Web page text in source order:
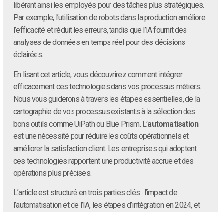
libérant ainsi les employés pour des tâches plus stratégiques.
Par exemple, l’utilisation de robots dans la production améliore
l’efficacité et réduit les erreurs, tandis que l’IA fournit des
analyses de données en temps réel pour des décisions
éclairées.
En lisant cet article, vous découvrirez comment intégrer
efficacement ces technologies dans vos processus métiers.
Nous vous guiderons à travers les étapes essentielles, de la
cartographie de vos processus existants à la sélection des
bons outils comme UiPath ou Blue Prism. L’automatisation
est une nécessité pour réduire les coûts opérationnels et
améliorer la satisfaction client. Les entreprises qui adoptent
ces technologies rapportent une productivité accrue et des
opérations plus précises.
L’article est structuré en trois parties clés : l’impact de
l’automatisation et de l’IA, les étapes d’intégration en 2024, et